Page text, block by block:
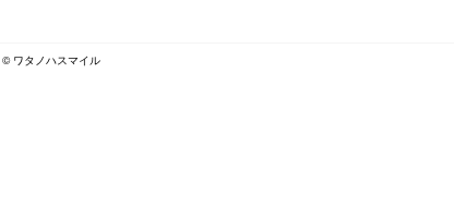
© ワタノハスマイル